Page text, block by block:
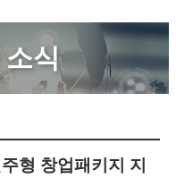
식
형 창업패키지 지